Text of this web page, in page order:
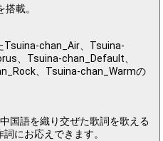
載。
Tsuina-chan_Air、Tsuina-
、Tsuina-chan_Default、
、Tsuina-chan_Warmの
国語を織り交ぜた歌詞を歌える
にお応えできます。